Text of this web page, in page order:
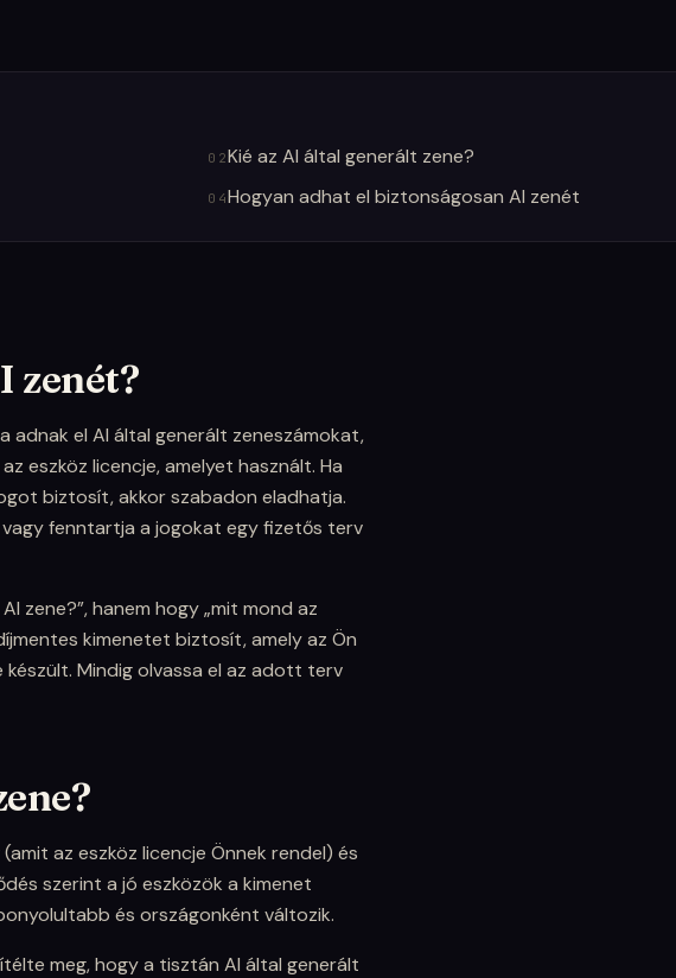
02Kié az AI által generált zene?
04Hogyan adhat el biztonságosan AI zenét
zenét?
el AI által generált zeneszámokat,
eszköz licencje, amelyet használt. Ha
biztosít, akkor szabadon eladhatja.
fenntartja a jogokat egy fizetős terv
zene?”, hanem hogy „mit mond az
kimenetet biztosít, amely az Ön
Mindig olvassa el az adott terv
az eszköz licencje Önnek rendel) és
szerint a jó eszközök a kimenet
és országonként változik.
meg, hogy a tisztán AI által generált